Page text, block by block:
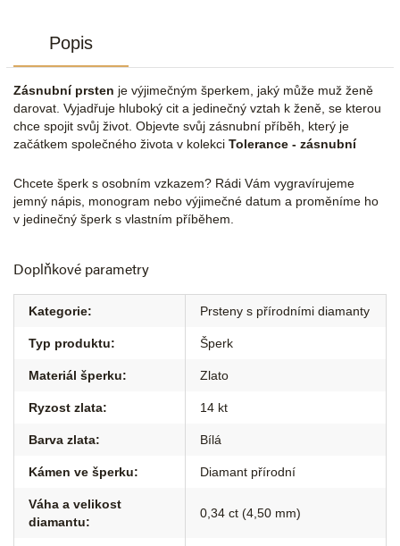
Popis
Zásnubní prsten je výjimečným šperkem, jaký může muž ženě
darovat. Vyjadřuje hluboký cit a jedinečný vztah k ženě, se kterou
chce spojit svůj život. Objevte svůj zásnubní příběh, který je
začátkem společného života v kolekci Tolerance - zásnubní
Chcete šperk s osobním vzkazem? Rádi Vám vygravírujeme
jemný nápis, monogram nebo výjimečné datum a proměníme ho
v jedinečný šperk s vlastním příběhem.
Doplňkové parametry
Kategorie: Prsteny s přírodními diamanty
Typ produktu: Šperk
Materiál šperku: Zlato
Ryzost zlata: 14 kt
Barva zlata: Bílá
Kámen ve šperku: Diamant přírodní
Váha a velikost
diamantu:
0,34 ct (4,50 mm)